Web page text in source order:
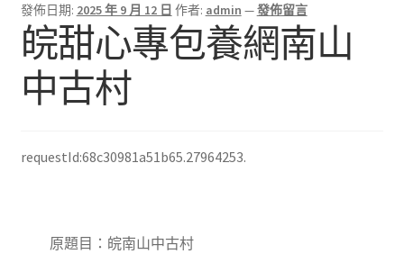
發佈日期: 2025 年 9 月 12 日 作者: admin —發佈留言
皖甜心專包養網南山
中古村
requestId:68c30981a51b65.27964253.
原題目：皖南山中古村